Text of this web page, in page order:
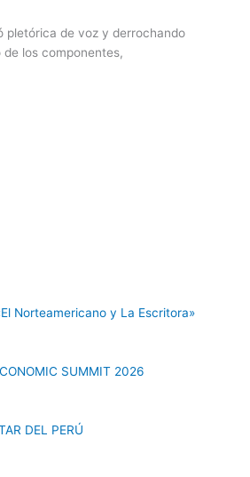
pletórica de voz y derrochando
los componentes,
Norteamericano y La Escritora»
SUMMIT 2026
DEL PERÚ